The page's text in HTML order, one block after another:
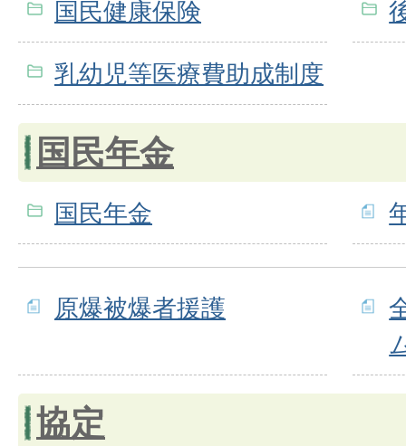
国民健康保険
乳幼児等医療費助成制度
国民年金
国民年金
原爆被爆者援護
協定